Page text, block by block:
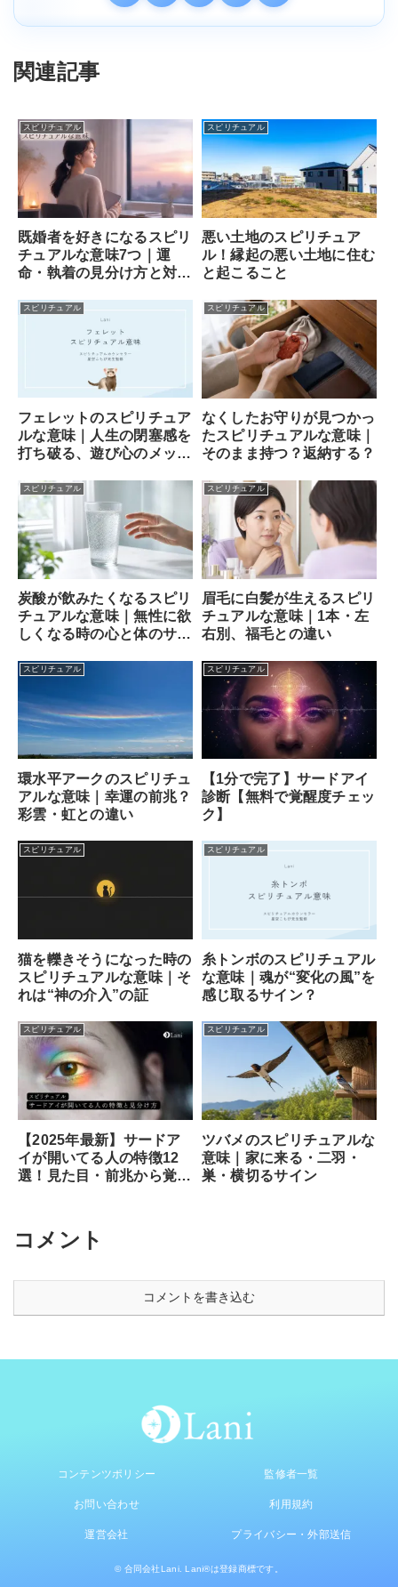
関連記事
スピリチュアル
既婚者を好きになるスピリ
チュアルな意味7つ｜運
命・執着の見分け方と対処
スピリチュアル
悪い土地のスピリチュア
ル！縁起の悪い土地に住む
と起こること
スピリチュアル
フェレットのスピリチュア
ルな意味｜人生の閉塞感を
打ち破る、遊び心のメッセ
スピリチュアル
なくしたお守りが見つかっ
たスピリチュアルな意味｜
そのまま持つ？返納する？
スピリチュアル
炭酸が飲みたくなるスピリ
チュアルな意味｜無性に欲
しくなる時の心と体のサイ
スピリチュアル
眉毛に白髪が生えるスピリ
チュアルな意味｜1本・左
右別、福毛との違い
スピリチュアル
環水平アークのスピリチュ
アルな意味｜幸運の前兆？
彩雲・虹との違い
スピリチュアル
【1分で完了】サードアイ
診断【無料で覚醒度チェッ
ク】
スピリチュアル
猫を轢きそうになった時の
スピリチュアルな意味｜そ
れは“神の介入”の証
スピリチュアル
糸トンボのスピリチュアル
な意味｜魂が“変化の風”を
感じ取るサイン？
スピリチュアル
【2025年最新】サードア
イが開いてる人の特徴12
選！見た目・前兆から覚醒
スピリチュアル
ツバメのスピリチュアルな
意味｜家に来る・二羽・
巣・横切るサイン
コメント
コメントを書き込む
コンテンツポリシー 監修者一覧
お問い合わせ 利用規約
運営会社 プライバシー・外部送信
© 合同会社Lani. Lani®は登録商標です。